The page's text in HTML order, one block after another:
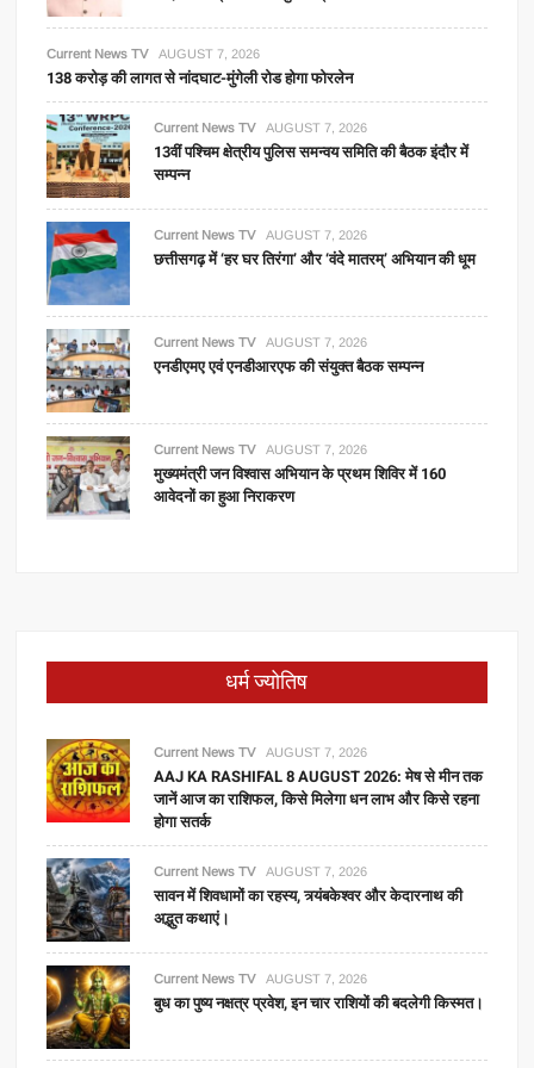
Current News TV AUGUST 7, 2026
138 करोड़ की लागत से नांदघाट-मुंगेली रोड होगा फोरलेन
Current News TV AUGUST 7, 2026
13वीं पश्चिम क्षेत्रीय पुलिस समन्वय समिति की बैठक इंदौर में
सम्पन्न
Current News TV AUGUST 7, 2026
छत्तीसगढ़ में ‘हर घर तिरंगा’ और ‘वंदे मातरम्’ अभियान की धूम
Current News TV AUGUST 7, 2026
एनडीएमए एवं एनडीआरएफ की संयुक्त बैठक सम्पन्न
Current News TV AUGUST 7, 2026
मुख्यमंत्री जन विश्वास अभियान के प्रथम शिविर में 160
आवेदनों का हुआ निराकरण
धर्म ज्योतिष
Current News TV AUGUST 7, 2026
AAJ KA RASHIFAL 8 AUGUST 2026: मेष से मीन तक
जानें आज का राशिफल, किसे मिलेगा धन लाभ और किसे रहना
होगा सतर्क
Current News TV AUGUST 7, 2026
सावन में शिवधामों का रहस्य, त्र्यंबकेश्वर और केदारनाथ की
अद्भुत कथाएं।
Current News TV AUGUST 7, 2026
बुध का पुष्य नक्षत्र प्रवेश, इन चार राशियों की बदलेगी किस्मत।